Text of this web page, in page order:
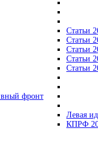
Статьи
Статьи
Статьи
Статьи
Статьи
фронт
Левая
КПРФ